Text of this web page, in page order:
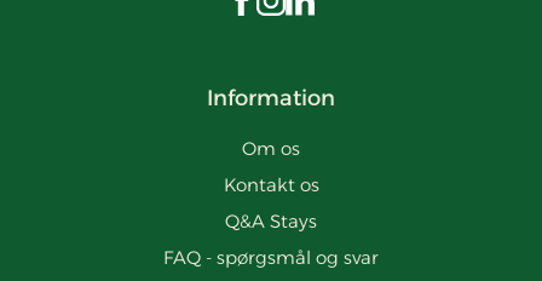
Besøg os på Facebook
Besøg os på Instagram
Besøg os på LinkedIn
Information
Om os
Kontakt os
Q&A Stays
FAQ - spørgsmål og svar